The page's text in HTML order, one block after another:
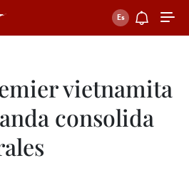
vietnamita
consolida